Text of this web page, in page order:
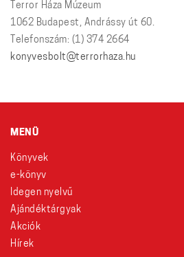
Terror Háza Múzeum
1062 Budapest, Andrássy út 60.
Telefonszám: (1) 374 2664
konyvesbolt@terrorhaza.hu
MENÜ
Könyvek
e-könyv
Idegen nyelvű
Ajándéktárgyak
Akciók
Hírek